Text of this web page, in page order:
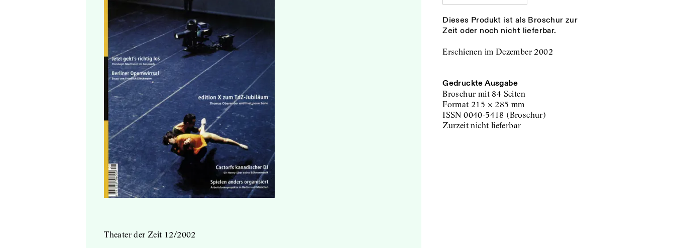
Theater der Zeit 12/2002
Dieses Produkt ist als Broschur zur
Zeit oder noch nicht lieferbar.
Erschienen im Dezember 2002
Gedruckte Ausgabe
Broschur mit 84 Seiten
Format 215 × 285 mm
ISSN 0040-5418 (Broschur)
zurzeit nicht lieferbar